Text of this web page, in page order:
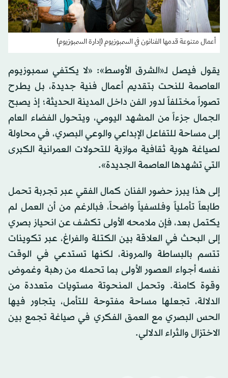
أعمال متنوعة قدمها الفنانون في السمبوزيوم (إدارة السمبوزيوم)
يقول فيصل لـ«الشرق الأوسط»: «لا يكتفي سمبوزيوم
العاصمة للنحت بتقديم أعمال فنية جديدة، بل يطرح
تصوراً مختلفاً لدور الفن داخل المدينة الحديثة؛ إذ يصبح
الجمال جزءاً من المشهد اليومي، ويتحول الفضاء العام
إلى مساحة للتفاعل الإبداعي والوعي البصري، في محاولة
لصياغة هوية ثقافية موازية للتحولات العمرانية الكبرى
التي تشهدها العاصمة الجديدة».
إلى هذا يبرز حضور الفنان كمال الفقي عبر تجربة تحمل
طابعاً تأملياً وفلسفياً واضحاً، فبالرغم من أن العمل لم
يكتمل بعد، فإن ملامحه الأولى تكشف عن انحياز بصري
إلى البحث في العلاقة بين الكتلة والفراغ، عبر تكوينات
تتسم بالبساطة والمرونة، لكنها تستدعي في الوقت
نفسه أجواء العصور الأولى بما تحمله من رهبة وغموض
وقوة كامنة. وتحمل المنحوتة مستويات متعددة من
الدلالة، تجعلها مساحة مفتوحة للتأمل، يتجاور فيها
الحس البصري مع العمق الفكري في صياغة تجمع بين
الاختزال والثراء الدلالي.